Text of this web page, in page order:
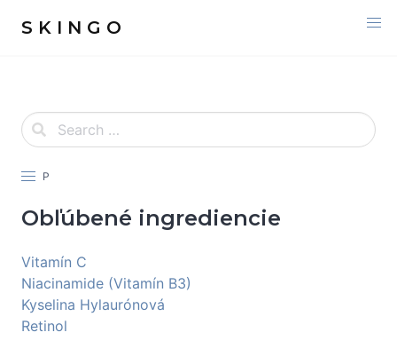
S K I N G O
P
Obľúbené ingrediencie
Vitamín C
Niacinamide (Vitamín B3)
Kyselina Hylaurónová
Retinol